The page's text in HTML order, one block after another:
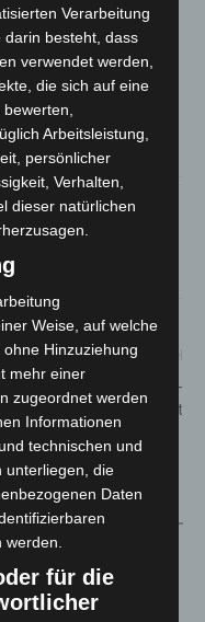
) zum Thema
Genaue
ab Mitte
Nächster Artikel
in Hannover-
Südstadt
25.000 Fans feiern in
Verarbeitung
besteht, dass
verwendet werden,
die sich auf eine
Arbeitsleistung,
persönlicher
Verhalten,
dieser natürlichen
Weise, auf welche
Hinzuziehung
mehr einer
zugeordnet werden
Informationen
technischen und
unterliegen, die
Daten
für die